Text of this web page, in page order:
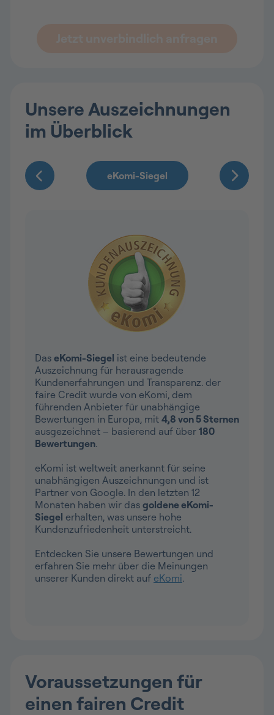
Unsere Auszeichnungen
im Überblick
Das eKomi-Siegel ist eine bedeutende
Auszeichnung für herausragende
Kundenerfahrungen und Transparenz. der
faire Credit wurde von eKomi, dem
führenden Anbieter für unabhängige
Bewertungen in Europa, mit 4,8 von 5 Sternen
ausgezeichnet – basierend auf über 180
Bewertungen.
eKomi ist weltweit anerkannt für seine
unabhängigen Auszeichnungen und ist
Partner von Google. In den letzten 12
Monaten haben wir das goldene eKomi-
Siegel erhalten, was unsere hohe
Kundenzufriedenheit unterstreicht.
Entdecken Sie unsere Bewertungen und
erfahren Sie mehr über die Meinungen
unserer Kunden direkt auf eKomi.
Voraussetzungen für
einen fairen Credit